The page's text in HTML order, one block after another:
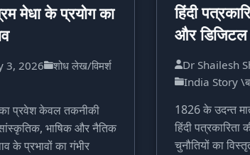
मेधा के प्रयोग का
3, 2026
शोध लेख/विमर्श
का प्रवेश केवल तकनीकी
सांस्कृतिक, भाषिक और नैतिक
के प्रभावों का गंभीर
हिंदी
और डिजिटल
Dr Shailesh
India Story
1826 के उदन्त
हिंदी पत्रकारिता
चुनौतियों का